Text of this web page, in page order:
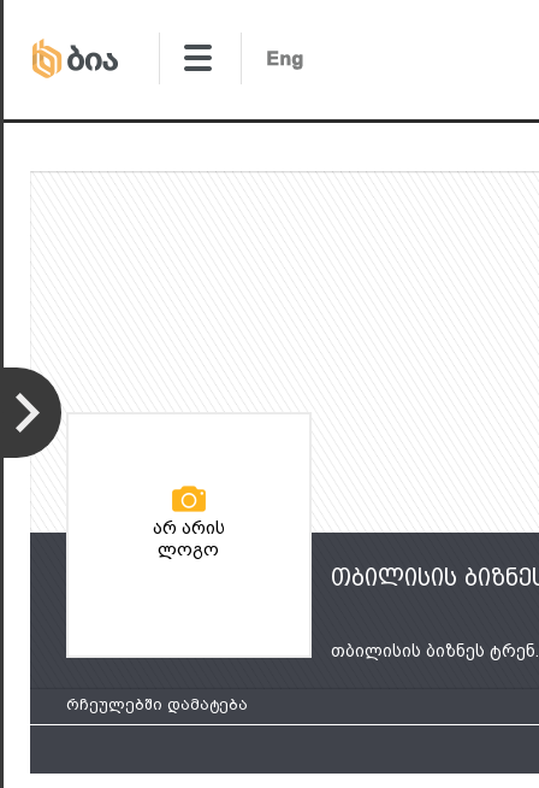
არ არის
ლოგო
თბილისის
თბილისის ბიზნეს
რჩეულებში დამატება